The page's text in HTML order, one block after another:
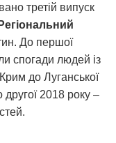
третій випуск
До першої
спогади людей із
до Луганської
2018 року –